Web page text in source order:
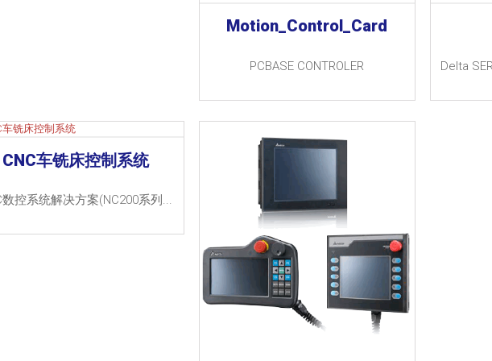
Motion_Control_Card
PCBASE CONTROLER Delta
CNC车铣床控制系统
数控系统解决方案(NC200系列...